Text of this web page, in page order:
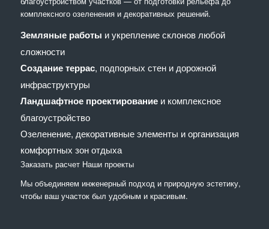
комплексного озеленения и декоративных решений.
Земляные работы и укрепление склонов любой
сложности
Создание террас, подпорных стен и дорожной
инфраструктуры
Ландшафтное проектированиеи комплексное
благоустройство
Озеленение, декоративные элементы и организация
комфортных зон отдыха
Заказать расчет Наши проекты
Мы объединяем инженерный подход и природную эстетику,
чтобы ваш участок был удобным и красивым.